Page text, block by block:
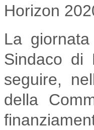
Horizon
La
Sindaco di
seguire,
della